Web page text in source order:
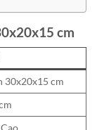
cm
30x20x15 cm